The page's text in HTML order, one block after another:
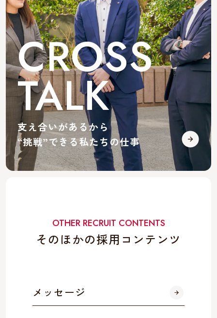
CROSS
TALK
支え合いがあるから
“挑戦”できる私たちの仕事
OTHER RECRUIT CONTENTS
そのほかの採用コンテンツ
メッセージ